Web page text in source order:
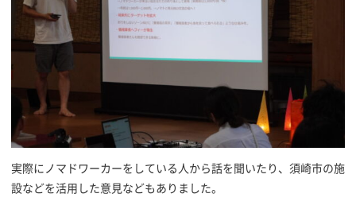
実際にノマドワーカーをしている人から話を聞いたり、須崎市の施
設などを活用した意見などもありました。